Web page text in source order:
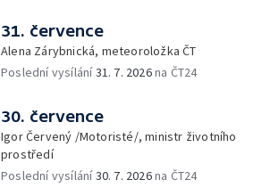
31. července
Alena Zárybnická, meteoroložka ČT
Poslední vysílání31. 7. 2026na ČT24
30. července
Igor Červený /Motoristé/, ministr životního
prostředí
Poslední vysílání30. 7. 2026na ČT24